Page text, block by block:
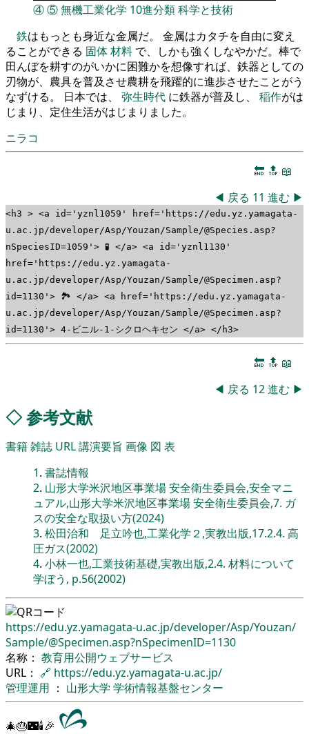
④⑤無機工業化学 10進分類科学と技術
鉄はもっとも身近な金属だ。 金属はカタチを自由に変え
ることができる 固体材料 で、しかも強くしなやかだ。棒で
田んぼを耕すのがいかに困難かを想像すれば、鉄器としての
刃物が、農具を普及させ農耕を飛躍的に進歩させたことがう
なずける。 日本では、 弥生時代 に鉄器が普及し、 稲作がは
じまり、定住生活がはじまりました。
ニラコ
🔚 🔝 📖
◀ 戻る 11 進む ▶
<h3 > <a id='yznl1059' href='https://edu.yz.yamagata-
u.ac.jp/developer/Asp/Youzan/Sample/@Species.asp?
nSpeciesID=1059'> 🧪 </a> <a id='yznl1130'
href='https://edu.yz.yamagata-
u.ac.jp/developer/Asp/Youzan/Sample/@Specimen.asp?
id=1130'> 🏞 </a> <a href='https://edu.yz.yamagata-
u.ac.jp/developer/Asp/Youzan/Sample/@Specimen.asp?
id=1130'> 4-ビニル-1-シクロヘキセン </a> </h3>
🔚 🔝 📖
◀ 戻る 12進む ▶
◇参考文献
書籍雑誌 URL講演要旨 画像 図 表
1. 書誌情報
2. 山形大学米沢地区事業場 安全衛生委員会,安全マニ
ュアル,山形大学米沢地区事業場 安全衛生委員会,7. ガ
スの安全な取扱い方(2024)
3. 松田治和 足立吟也,工業化学２,実教出版,17.2.4. 高
圧ガス(2002)
4. 小林一也,工業技術基礎,実教出版,2.4. 材料について
学ぼう, p.56(2002)
https://edu.yz.yamagata-u.ac.jp/developer/Asp/Youzan/
Sample/@Specimen.asp?nSpecimenID=1130
名称： 教育用公開ウェブサービス
URL： 🔗 https://edu.yz.yamagata-u.ac.jp/
管理運用 ： 山形大学 学術情報基盤センター
🎄🎂🌃🕯🎉